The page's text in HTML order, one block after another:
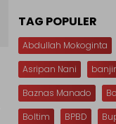
TAG POPULER
Abdullah Mokoginta
Asripan Nani
banjir
Baznas Manado
Boltim
BPBD